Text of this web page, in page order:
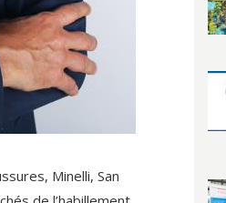
Minelli, San